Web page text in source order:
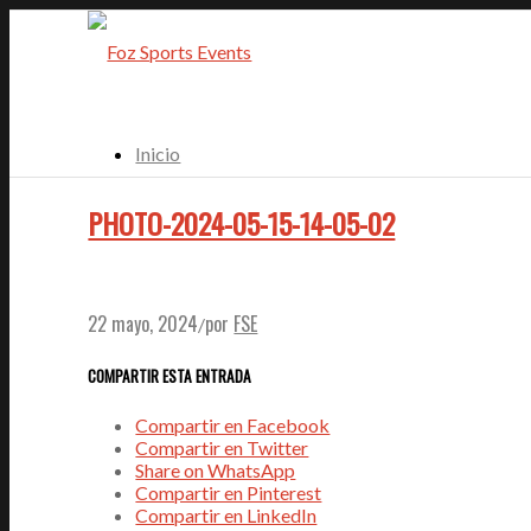
Inicio
Clientes
Eventos
HOF
PHOTO-2024-05-15-14-05-02
22 mayo, 2024/por FSE
COMPARTIR ESTA ENTRADA
Compartir en Facebook
Compartir en Twitter
Share on WhatsApp
Compartir en Pinterest
Compartir en LinkedIn